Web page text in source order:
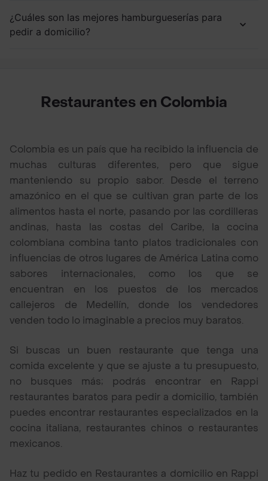
¿Cuáles son las mejores hamburgueserías para
pedir a domicilio?
Restaurantes en Colombia
Colombia es un país que ha recibido la influencia de
muchas culturas diferentes, pero que sigue
manteniendo su propio sabor. Desde el terreno
amazónico en el que se cultivan gran parte de los
alimentos hasta el norte, pasando por las cordilleras
andinas, hasta las costas del Caribe, la cocina
colombiana combina tanto platos tradicionales con
influencias de otros lugares de América Latina como
sabores internacionales, como los que se
encuentran en los puestos de los mercados
callejeros de Medellín, donde los vendedores
venden todo lo imaginable a precios muy baratos.
Si buscas un buen restaurante que tenga una
comida excelente y que se ajuste a tu presupuesto,
no busques más; podrás encontrar en Rappi
restaurantes baratos para pedir a domicilio, también
puedes encontrar restaurantes especializados en la
cocina italiana, restaurantes chinos o restaurantes
mexicanos.
Haz tu pedido en Restaurantes a domicilio en Rappi